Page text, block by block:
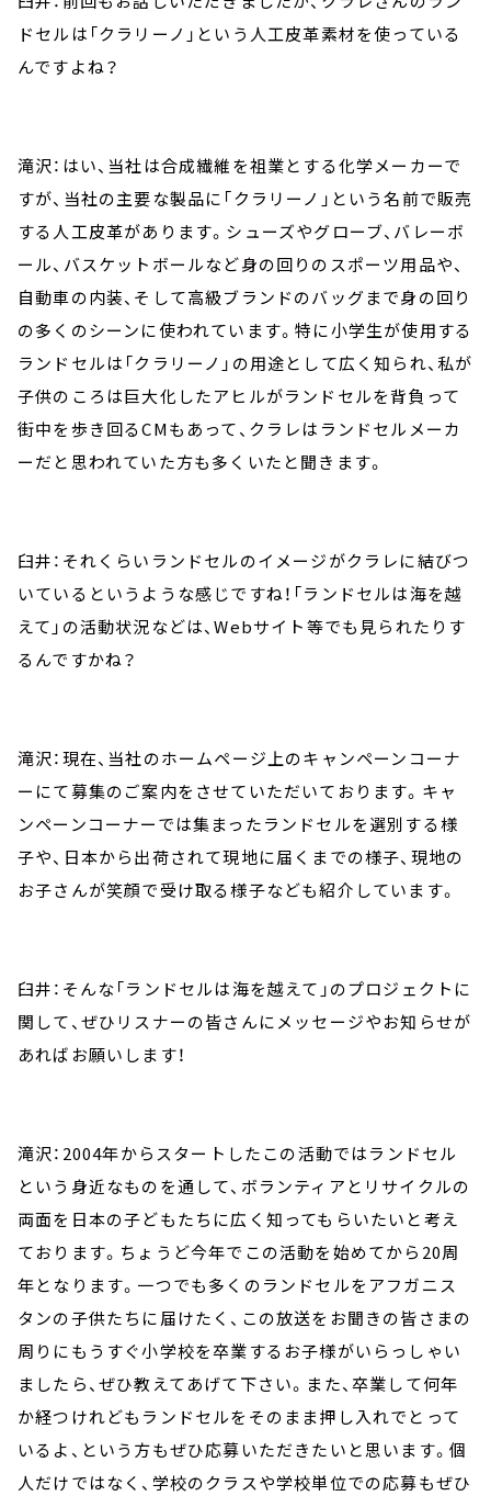
ドセルは「クラリーノ」という人工皮革素材を使っている
んですよね？
滝沢：はい、当社は合成繊維を祖業とする化学メーカーで
すが、当社の主要な製品に「クラリーノ」という名前で販売
する人工皮革があります。シューズやグローブ、バレーボ
ール、バスケットボールなど身の回りのスポーツ用品や、
自動車の内装、そして高級ブランドのバッグまで身の回り
の多くのシーンに使われています。特に小学生が使用する
ランドセルは「クラリーノ」の用途として広く知られ、私が
子供のころは巨大化したアヒルがランドセルを背負って
街中を歩き回るCMもあって、クラレはランドセルメーカ
ーだと思われていた方も多くいたと聞きます。
臼井：それくらいランドセルのイメージがクラレに結びつ
いているというような感じですね！「ランドセルは海を越
えて」の活動状況などは、Webサイト等でも見られたりす
るんですかね？
滝沢：現在、当社のホームページ上のキャンペーンコーナ
ーにて募集のご案内をさせていただいております。キャ
ンペーンコーナーでは集まったランドセルを選別する様
子や、日本から出荷されて現地に届くまでの様子、現地の
お子さんが笑顔で受け取る様子なども紹介しています。
臼井：そんな「ランドセルは海を越えて」のプロジェクトに
関して、ぜひリスナーの皆さんにメッセージやお知らせが
あればお願いします！
滝沢：2004年からスタートしたこの活動ではランドセル
という身近なものを通して、ボランティアとリサイクルの
両面を日本の子どもたちに広く知ってもらいたいと考え
ております。ちょうど今年でこの活動を始めてから20周
年となります。一つでも多くのランドセルをアフガニス
タンの子供たちに届けたく、この放送をお聞きの皆さまの
周りにもうすぐ小学校を卒業するお子様がいらっしゃい
ましたら、ぜひ教えてあげて下さい。また、卒業して何年
か経つけれどもランドセルをそのまま押し入れでとって
いるよ、という方もぜひ応募いただきたいと思います。個
人だけではなく、学校のクラスや学校単位での応募もぜひ